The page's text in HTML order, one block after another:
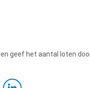
en geef het aantal loten